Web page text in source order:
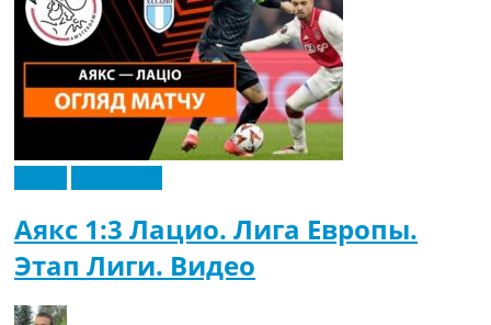
Аякс 1:3 Лацио. Лига Европы.
Этап Лиги. Видео